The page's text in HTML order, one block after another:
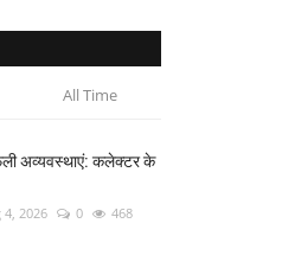
All Time
फैली अव्यवस्थाएं: कलेक्टर के
4, 2026 0 468